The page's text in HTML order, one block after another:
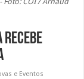
recebe
e Eventos